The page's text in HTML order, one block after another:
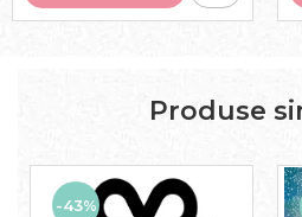
Produse
-43%